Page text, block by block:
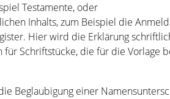
Testamente, oder
Inhalts, zum Beispiel die
Hier wird die Erklärung
Schriftstücke, die für die Vorlage
Beglaubigung einer